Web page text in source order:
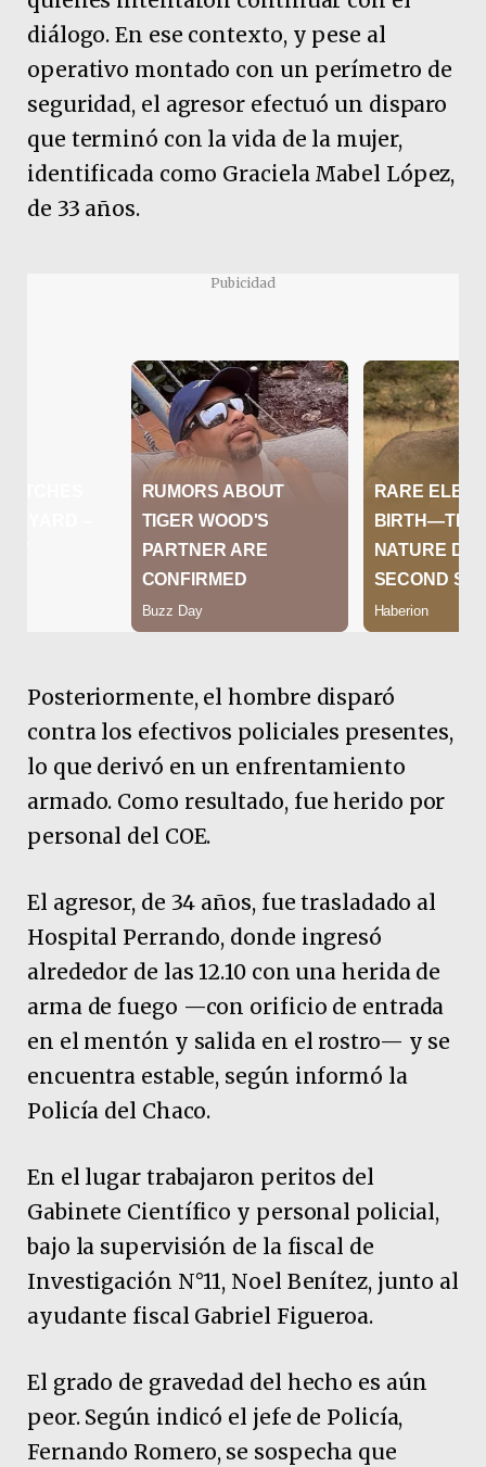
diálogo. En ese contexto, y pese al
operativo montado con un perímetro de
seguridad, el agresor efectuó un disparo
que terminó con la vida de la mujer,
identificada como Graciela Mabel López,
de 33 años.
Pubicidad
Posteriormente, el hombre disparó
contra los efectivos policiales presentes,
lo que derivó en un enfrentamiento
armado. Como resultado, fue herido por
personal del COE.
El agresor, de 34 años, fue trasladado al
Hospital Perrando, donde ingresó
alrededor de las 12.10 con una herida de
arma de fuego —con orificio de entrada
en el mentón y salida en el rostro— y se
encuentra estable, según informó la
Policía del Chaco.
En el lugar trabajaron peritos del
Gabinete Científico y personal policial,
bajo la supervisión de la fiscal de
Investigación N°11, Noel Benítez, junto al
ayudante fiscal Gabriel Figueroa.
El grado de gravedad del hecho es aún
peor. Según indicó el jefe de Policía,
Fernando Romero, se sospecha que